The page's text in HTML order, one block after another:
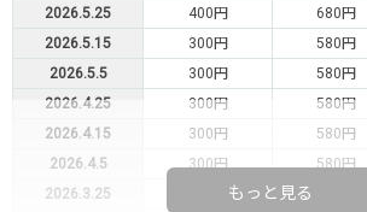
2026.5.25
400円 680円
2026.5.15
300円 580円
2026.5.5
300円 580円
2026.4.25
300円 580円
2026.4.15
300円 580円
2026.4.5
300円 580円
2026.3.25
もっと見る